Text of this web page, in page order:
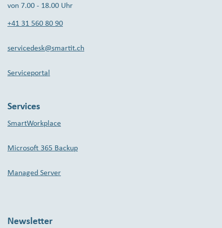
von 7.00 - 18.00 Uhr
+41 31 560 80 90
servicedesk@smartit.ch
Serviceportal
Services
SmartWorkplace
Microsoft 365 Backup
Managed Server
Newsletter